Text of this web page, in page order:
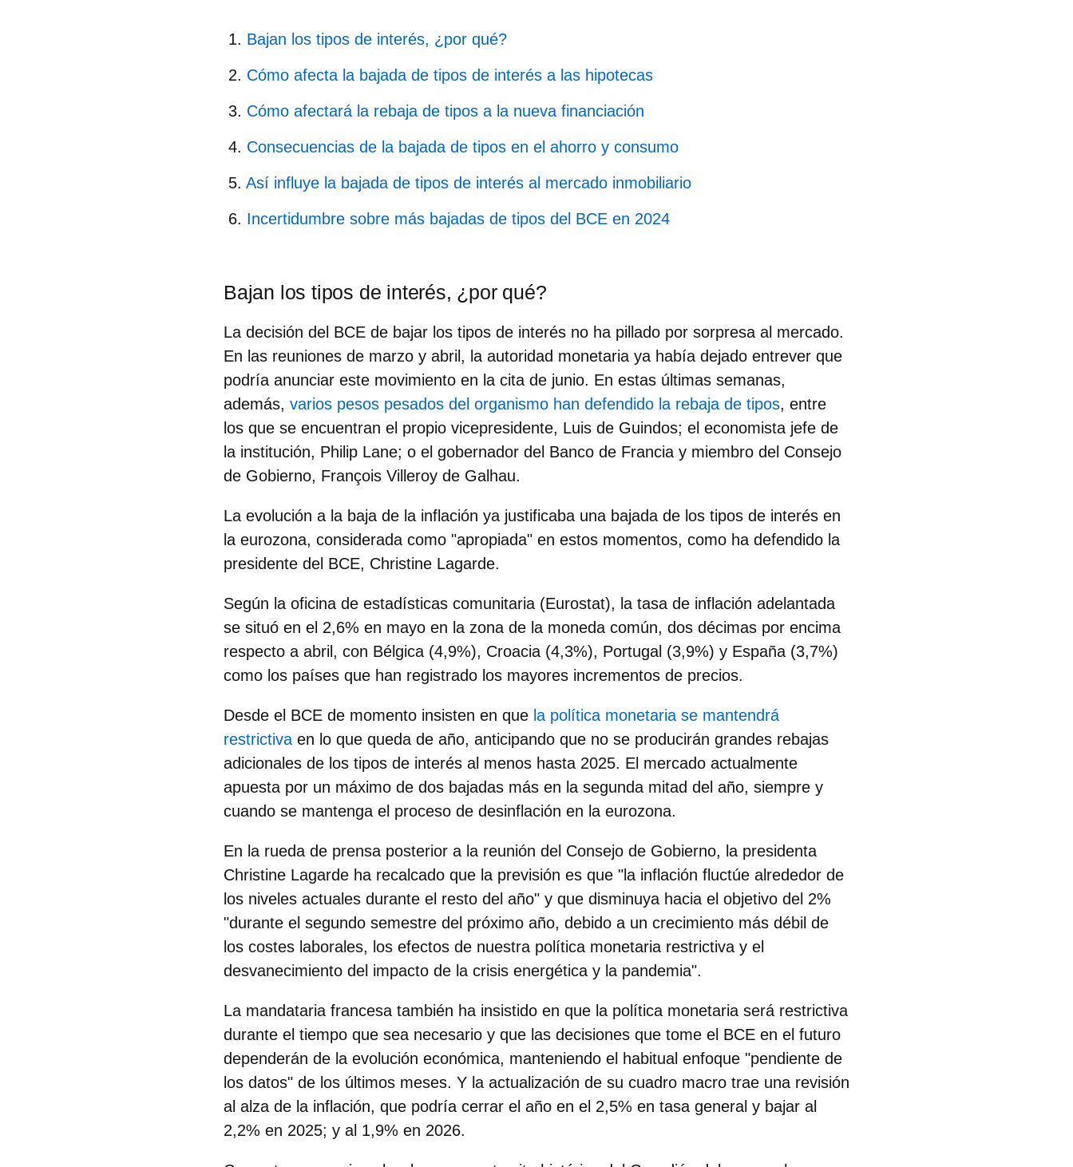
Bajan los tipos de interés, ¿por qué?
Cómo afecta la bajada de tipos de interés a las hipotecas
Cómo afectará la rebaja de tipos a la nueva financiación
Consecuencias de la bajada de tipos en el ahorro y consumo
Así influye la bajada de tipos de interés al mercado inmobiliario
Incertidumbre sobre más bajadas de tipos del BCE en 2024
Bajan los tipos de interés, ¿por qué?
La decisión del BCE de bajar los tipos de interés no ha pillado por sorpresa al mercado.
En las reuniones de marzo y abril, la autoridad monetaria ya había dejado entrever que
podría anunciar este movimiento en la cita de junio. En estas últimas semanas,
además, varios pesos pesados del organismo han defendido la rebaja de tipos, entre
los que se encuentran el propio vicepresidente, Luis de Guindos; el economista jefe de
la institución, Philip Lane; o el gobernador del Banco de Francia y miembro del Consejo
de Gobierno, François Villeroy de Galhau.
La evolución a la baja de la inflación ya justificaba una bajada de los tipos de interés en
la eurozona, considerada como "apropiada" en estos momentos, como ha defendido la
presidente del BCE, Christine Lagarde.
Según la oficina de estadísticas comunitaria (Eurostat), la tasa de inflación adelantada
se situó en el 2,6% en mayo en la zona de la moneda común, dos décimas por encima
respecto a abril, con Bélgica (4,9%), Croacia (4,3%), Portugal (3,9%) y España (3,7%)
como los países que han registrado los mayores incrementos de precios.
Desde el BCE de momento insisten en que la política monetaria se mantendrá
restrictiva en lo que queda de año, anticipando que no se producirán grandes rebajas
adicionales de los tipos de interés al menos hasta 2025. El mercado actualmente
apuesta por un máximo de dos bajadas más en la segunda mitad del año, siempre y
cuando se mantenga el proceso de desinflación en la eurozona.
En la rueda de prensa posterior a la reunión del Consejo de Gobierno, la presidenta
Christine Lagarde ha recalcado que la previsión es que "la inflación fluctúe alrededor de
los niveles actuales durante el resto del año" y que disminuya hacia el objetivo del 2%
"durante el segundo semestre del próximo año, debido a un crecimiento más débil de
los costes laborales, los efectos de nuestra política monetaria restrictiva y el
desvanecimiento del impacto de la crisis energética y la pandemia".
La mandataria francesa también ha insistido en que la política monetaria será restrictiva
durante el tiempo que sea necesario y que las decisiones que tome el BCE en el futuro
dependerán de la evolución económica, manteniendo el habitual enfoque "pendiente de
los datos" de los últimos meses. Y la actualización de su cuadro macro trae una revisión
al alza de la inflación, que podría cerrar el año en el 2,5% en tasa general y bajar al
2,2% en 2025; y al 1,9% en 2026.